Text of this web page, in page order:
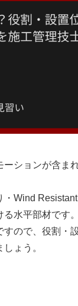
ションが含まれ
・Wind
る水平部材です
すので、役割・
ょう。